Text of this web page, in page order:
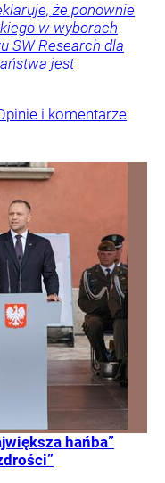
że ponownie
w wyborach
SW Research dla
jest
i komentarze
hańba”